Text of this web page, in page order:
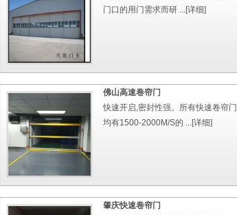
门口的用门需求而研 ...[详细]
佛山高速卷帘门
快速开启,密封性强。所有快速卷帘门
均有1500-2000M/S的 ...[详细]
肇庆快速卷帘门